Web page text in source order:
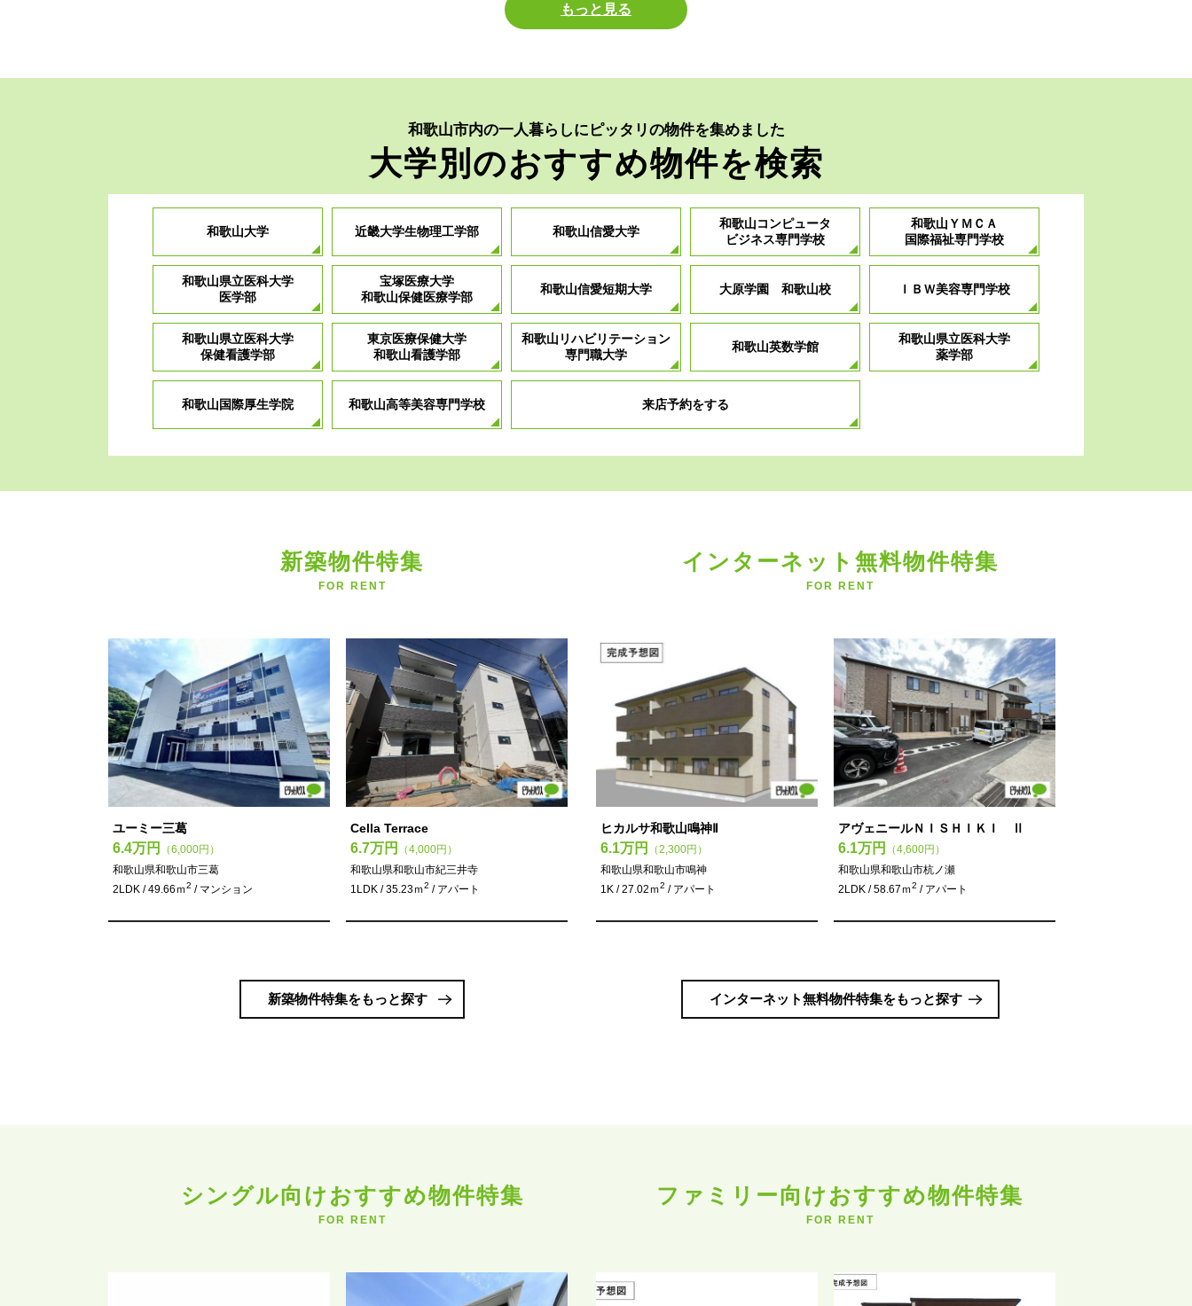
もっと見る
ファミリー向きのお部屋
宅配ボックス付きの賃貸
オートロック付きの物件
1LDKのお部屋
2LDKのお部屋
賃料2万円以下の物件
インターネット無料物件
JR和歌山駅近の物件
南海和歌山市駅近の物件
追い炊き機能付きの物件
和歌山市内の一人暮らしにピッタリの物件を集めました
大学別のおすすめ物件を検索
和歌山大学 近畿大学生物理工学部 和歌山信愛大学
和歌山コンピュータ
ビジネス専門学校
和歌山ＹＭＣＡ
国際福祉専門学校
和歌山県立医科大学
医学部
宝塚医療大学
和歌山保健医療学部
和歌山信愛短期大学 大原学園 和歌山校 ＩＢＷ美容専門学校
和歌山県立医科大学
保健看護学部
東京医療保健大学
和歌山看護学部
和歌山リハビリテーション
専門職大学
和歌山英数学館
和歌山県立医科大学
薬学部
和歌山国際厚生学院 和歌山高等美容専門学校 来店予約をする
新築物件特集
FOR RENT
ユーミー三葛
6.4万円
（6,000円）
和歌山県和歌山市三葛
2LDK / 49.66ｍ2 / マンション
Cella Terrace
6.7万円
（4,000円）
和歌山県和歌山市紀三井寺
1LDK / 35.23ｍ2 / アパート
新築物件特集をもっと探す
インターネット無料物件特集
FOR RENT
ヒカルサ和歌山鳴神Ⅱ
6.1万円
（2,300円）
和歌山県和歌山市鳴神
1K / 27.02ｍ2 / アパート
アヴェニールＮＩＳＨＩＫＩ Ⅱ
6.1万円
（4,600円）
和歌山県和歌山市杭ノ瀬
2LDK / 58.67ｍ2 / アパート
インターネット無料物件特集をもっと探す
シングル向けおすすめ物件特集
FOR RENT
ファミリー向けおすすめ物件特集
FOR RENT